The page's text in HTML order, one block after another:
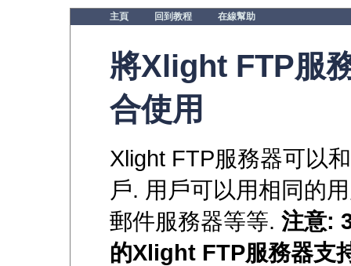
主頁 回到教程 在線幫助
將Xlight FTP服
合使用
Xlight FTP服務器可以
戶. 用戶可以用相同的
郵件服務器等等. 注意:
的Xlight FTP服務器支